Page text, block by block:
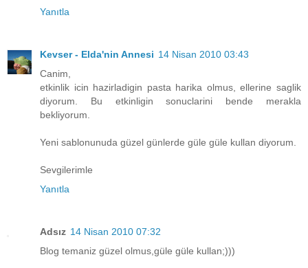
Yanıtla
Kevser - Elda'nin Annesi 14 Nisan 2010 03:43
Canim,
etkinlik icin hazirladigin pasta harika olmus, ellerine saglik
diyorum. Bu etkinligin sonuclarini bende merakla
bekliyorum.
Yeni sablonunuda güzel günlerde güle güle kullan diyorum.
Sevgilerimle
Yanıtla
Adsız 14 Nisan 2010 07:32
Blog temaniz güzel olmus,güle güle kullan;)))